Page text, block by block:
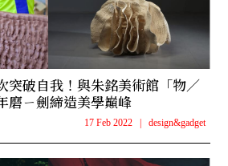
突破自我！與朱銘美術館「物／
磨ㄧ劍締造美學巔峰
17 Feb 2022 | design&gadget